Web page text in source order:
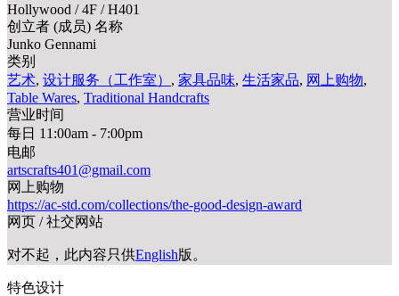
Hollywood / 4F / H401
创立者 (成员) 名称
Junko Gennami
类别
艺术, 设计服务（工作室） , 家具品味, 生活家品, 网上购物,
Table Wares, Traditional Handcrafts
营业时间
每日 11:00am - 7:00pm
电邮
artscrafts401@gmail.com
网上购物
https://ac-std.com/collections/the-good-design-award
网页 / 社交网站
对不起，此内容只供English版。
特色设计